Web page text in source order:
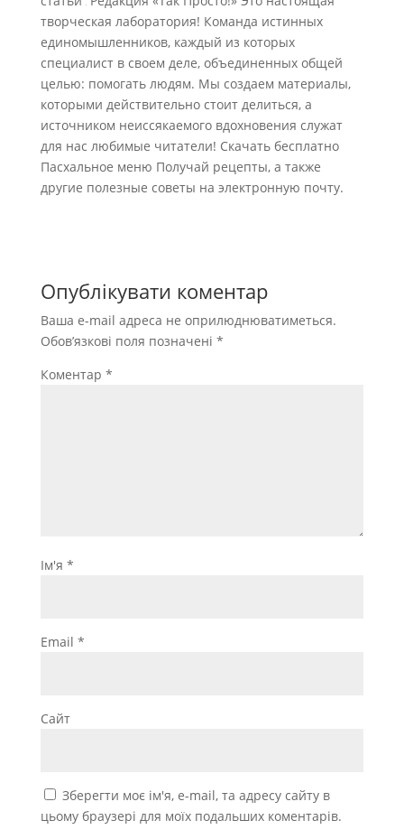
творческая лаборатория! Команда истинных
единомышленников, каждый из которых
специалист в своем деле, объединенных общей
целью: помогать людям. Мы создаем материалы,
которыми действительно стоит делиться, а
источником неиссякаемого вдохновения служат
для нас любимые читатели! Скачать бесплатно
Пасхальное меню Получай рецепты, а также
другие полезные советы на электронную почту.
Опублікувати коментар
Ваша e-mail адреса не оприлюднюватиметься.
Обов’язкові поля позначені *
Коментар *
Ім'я *
Email *
Сайт
Зберегти моє ім'я, e-mail, та адресу сайту в
цьому браузері для моїх подальших коментарів.